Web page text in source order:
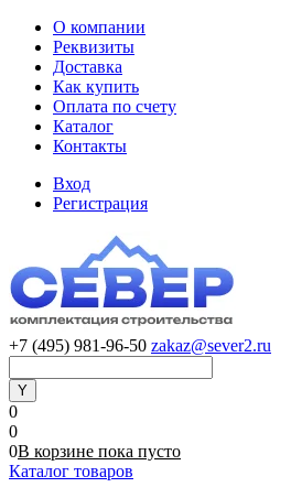
О компании
Реквизиты
Доставка
Как купить
Оплата по счету
Каталог
Контакты
Вход
Регистрация
+7 (495) 981-96-50 zakaz@sever2.ru
0
0
0В корзине пока пусто
Каталог товаров